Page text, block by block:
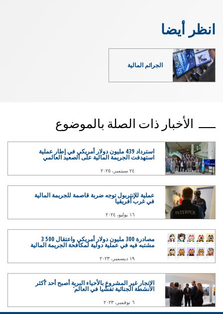
انظر أيضا
الجرائم المالية
الأخبار ذات الصلة بالموضوع
استرداد 439 مليون دولار أمريكي في إطار عملية
استهدفت الجريمة المالية على الصعيد العالمي
٢٤ سبتمبر، ٢٠٢٥
عملية للإنتربول توجه ضربة قاصمة للجريمة المالية
في غرب أفريقيا
١٦ يوليو، ٢٠٢٤
مصادرة 300 مليون دولار أمريكي واعتقال 500 3
مشتبه فيه في عملية دولية لمكافحة الجريمة المالية
١٩ ديسمبر، ٢٠٢٣
الاتجار غير المشروع بالأحياء البرية أصبح أحد ’أكثر
الأنشطة الجنائية تفشّيا في العالم‘
٦ نوفمبر، ٢٠٢٣